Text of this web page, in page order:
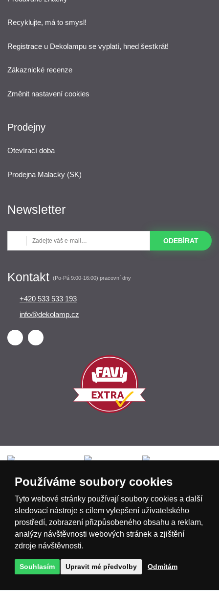
Recyklujte, má to smysl!
Registrace u Dekolampu se vyplatí, hned šestkrát!
Zákaznické recenze
Změnit nastavení cookies
Prodejny
Otevírací doba
Prodejna Malacky (SK)
Newsletter
ODEBÍRAT
Kontakt (Po-Pá 9:00-16:00) pracovní dny
+420 533 533 193
info@dekolamp.cz
Magyarország Österreich België
Nederland
Používáme soubory cookies
Tyto webové stránky používají soubory cookies a další
sledovací nástroje s cílem vylepšení uživatelského
prostředí, zobrazení přizpůsobeného obsahu a reklam,
analýzy návštěvnosti webových stránek a zjištění
zdroje návštěvnosti.
Souhlasím Upravit mé předvolby Odmítám